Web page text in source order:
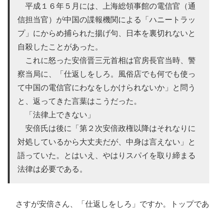
平成１６年５月には、上海総領事館の電信官（通
信担当官）が中国の諜報機関による「ハニートラッ
プ」にからめ捕られた揚げ句、日本を裏切れないと
自殺したことがあった。
これに怒った安倍晋三元首相は官房長官当時、警
察当局に、「仕返しをしろ。風俗店でも何でも使っ
て中国の電信官にわなをしかけられないか」と問う
と、返ってきた言葉はこうだった。
「法律上できない」
安倍氏は後に「第２次安倍政権以降はそれなりに
対処しているから大丈夫だが、中身は言えない」と
語っていた。とはいえ、やはりスパイを取り締まる
法律は必要である。
さすが安倍さん、「仕返しをしろ」ですか。トップであ